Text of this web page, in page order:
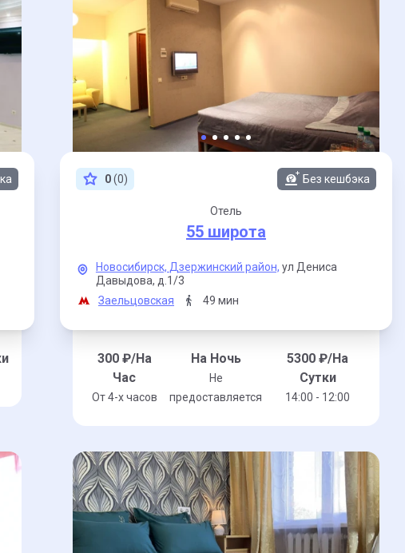
0(0) Без кешбэка
Отель
55 широта
Новосибирск, Дзержинский район, ул Дениса
Давыдова, д.1/3
Заельцовская
49 мин
300₽/На
Час
От 4-x часов
На Ночь
Не
предоставляется
5300 ₽/На
Сутки
14:00 - 12:00